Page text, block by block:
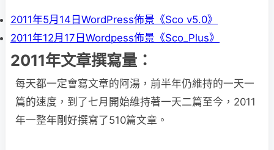
2011年5月14日WordPress佈景《Sco v5.0》
2011年12月17日Wordpess佈景《Sco_Plus》
2011年文章撰寫量：
每天都一定會寫文章的阿湯，前半年仍維持的一天一
篇的速度，到了七月開始維持著一天二篇至今，2011
年一整年剛好撰寫了510篇文章。